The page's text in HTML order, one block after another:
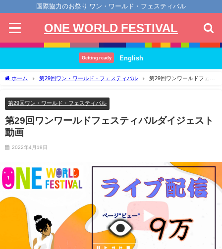
国際協力のお祭り ワン・ワールド・フェスティバル
ONE WORLD FESTIVAL
Getting ready English
ホーム 第29回ワン・ワールド・フェスティバル
第29回ワンワールドフェス
第29回ワン・ワールド・フェスティバル
第29回ワンワールドフェスティバルダイジェスト
動画
2022年4月19日